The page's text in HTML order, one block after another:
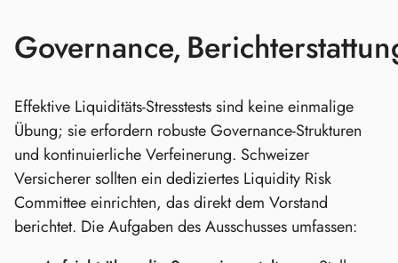
Governance,
Effektive Liquiditäts‑Stresstests sind keine einmalige
Übung; sie erfordern robuste Governance‑Strukturen
und kontinuierliche Verfeinerung. Schweizer
Versicherer sollten ein dediziertes Liquidity Risk
Committee einrichten, das direkt dem Vorstand
berichtet. Die Aufgaben des Ausschusses umfassen: